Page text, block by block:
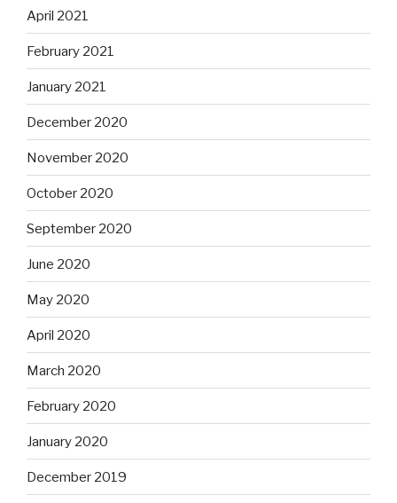
April 2021
February 2021
January 2021
December 2020
November 2020
October 2020
September 2020
June 2020
May 2020
April 2020
March 2020
February 2020
January 2020
December 2019